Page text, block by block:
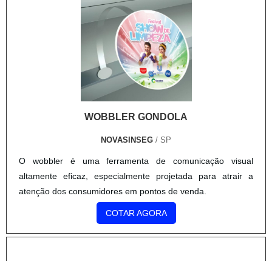
WOBBLER GONDOLA
NOVASINSEG / SP
O wobbler é uma ferramenta de comunicação visual
altamente eficaz, especialmente projetada para atrair a
atenção dos consumidores em pontos de venda.
COTAR AGORA